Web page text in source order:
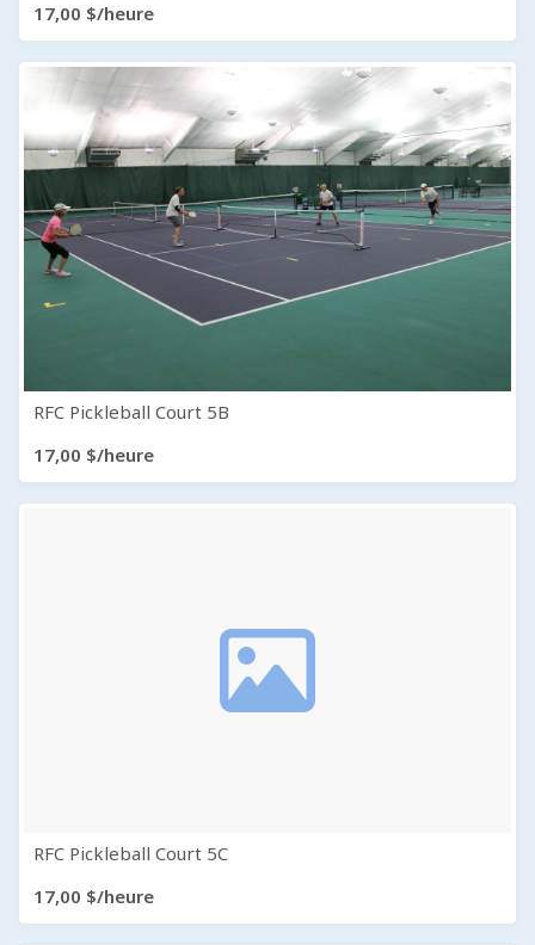
17,00 $/heure
RFC Pickleball Court 5B
17,00 $/heure
RFC Pickleball Court 5C
17,00 $/heure